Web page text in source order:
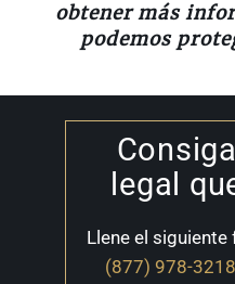
obtener más
podemos
legal
Llene el siguiente
(877) 978-3218